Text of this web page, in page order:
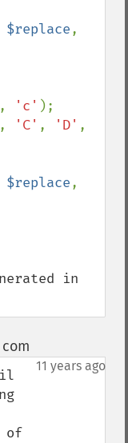
$replace
, 'c'
, 'C' , 'D'
$replace
in
11 years ago
of